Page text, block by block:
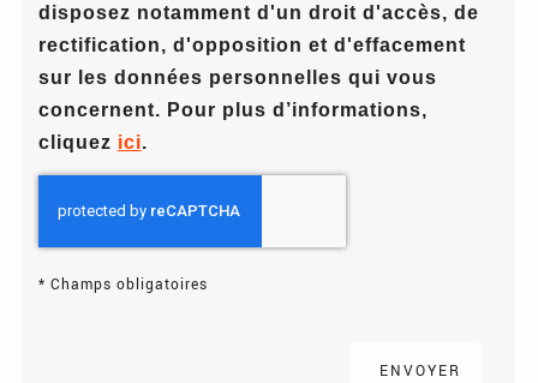
disposez notamment d'un droit d'accès, de
rectification, d'opposition et d'effacement
sur les données personnelles qui vous
concernent. Pour plus d’informations,
cliquez ici.
* Champs obligatoires